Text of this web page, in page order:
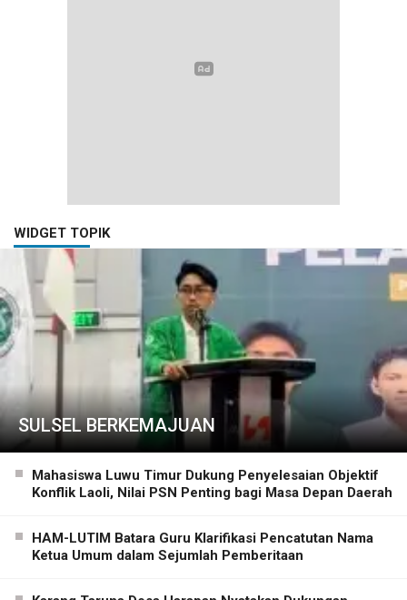
WIDGET TOPIK
SULSEL BERKEMAJUAN
Mahasiswa Luwu Timur Dukung Penyelesaian Objektif
Konflik Laoli, Nilai PSN Penting bagi Masa Depan Daerah
HAM-LUTIM Batara Guru Klarifikasi Pencatutan Nama
Ketua Umum dalam Sejumlah Pemberitaan